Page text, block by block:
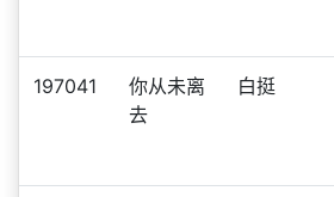
197041
你从未离
去
白挺